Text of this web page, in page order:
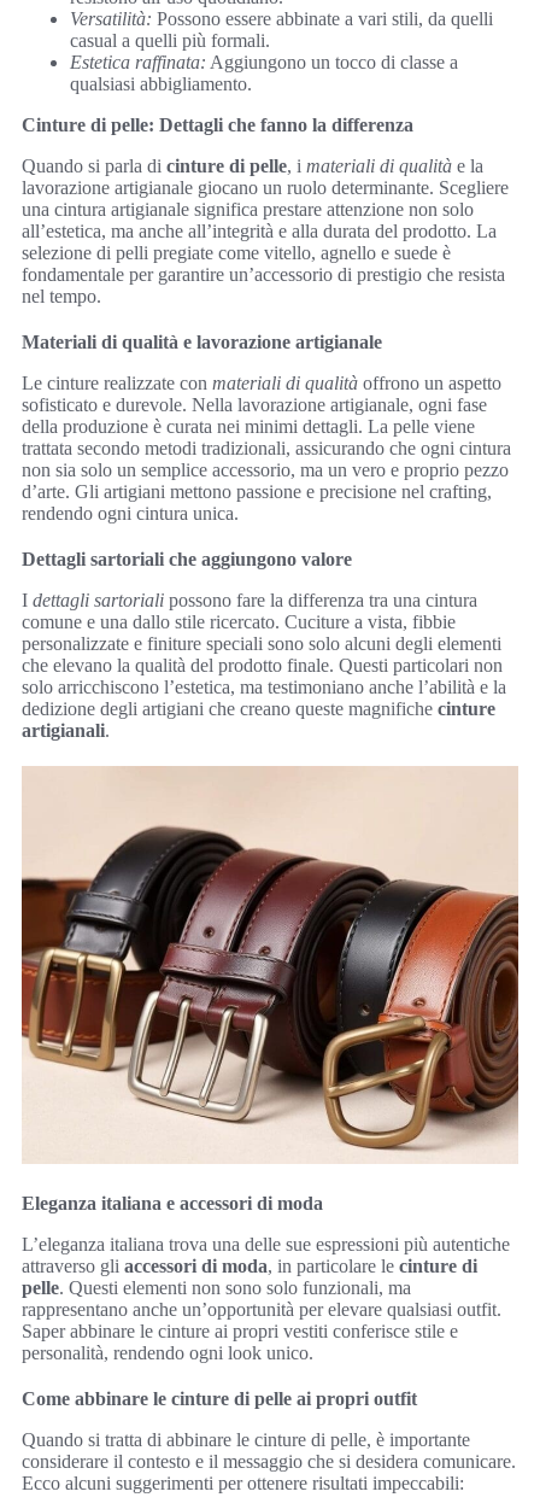
Versatilità: Possono essere abbinate a vari stili, da quelli
casual a quelli più formali.
Estetica raffinata: Aggiungono un tocco di classe a
qualsiasi abbigliamento.
Cinture di pelle: Dettagli che fanno la differenza
Quando si parla di cinture di pelle, i materiali di qualità e la
lavorazione artigianale giocano un ruolo determinante. Scegliere
una cintura artigianale significa prestare attenzione non solo
all’estetica, ma anche all’integrità e alla durata del prodotto. La
selezione di pelli pregiate come vitello, agnello e suede è
fondamentale per garantire un’accessorio di prestigio che resista
nel tempo.
Materiali di qualità e lavorazione artigianale
Le cinture realizzate con materiali di qualità offrono un aspetto
sofisticato e durevole. Nella lavorazione artigianale, ogni fase
della produzione è curata nei minimi dettagli. La pelle viene
trattata secondo metodi tradizionali, assicurando che ogni cintura
non sia solo un semplice accessorio, ma un vero e proprio pezzo
d’arte. Gli artigiani mettono passione e precisione nel crafting,
rendendo ogni cintura unica.
Dettagli sartoriali che aggiungono valore
I dettagli sartoriali possono fare la differenza tra una cintura
comune e una dallo stile ricercato. Cuciture a vista, fibbie
personalizzate e finiture speciali sono solo alcuni degli elementi
che elevano la qualità del prodotto finale. Questi particolari non
solo arricchiscono l’estetica, ma testimoniano anche l’abilità e la
dedizione degli artigiani che creano queste magnifiche cinture
artigianali.
Eleganza italiana e accessori di moda
L’eleganza italiana trova una delle sue espressioni più autentiche
attraverso gli accessori di moda, in particolare le cinture di
pelle. Questi elementi non sono solo funzionali, ma
rappresentano anche un’opportunità per elevare qualsiasi outfit.
Saper abbinare le cinture ai propri vestiti conferisce stile e
personalità, rendendo ogni look unico.
Come abbinare le cinture di pelle ai propri outfit
Quando si tratta di abbinare le cinture di pelle, è importante
considerare il contesto e il messaggio che si desidera comunicare.
Ecco alcuni suggerimenti per ottenere risultati impeccabili: